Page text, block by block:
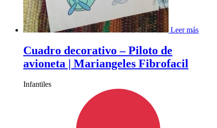
Leer más
Cuadro decorativo – Piloto de
avioneta | Mariangeles Fibrofacil
Infantiles